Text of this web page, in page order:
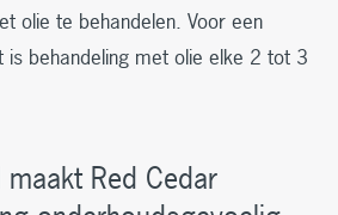
olie te behandelen. Voor een
is behandeling met olie elke 2 tot 3
Red Cedar